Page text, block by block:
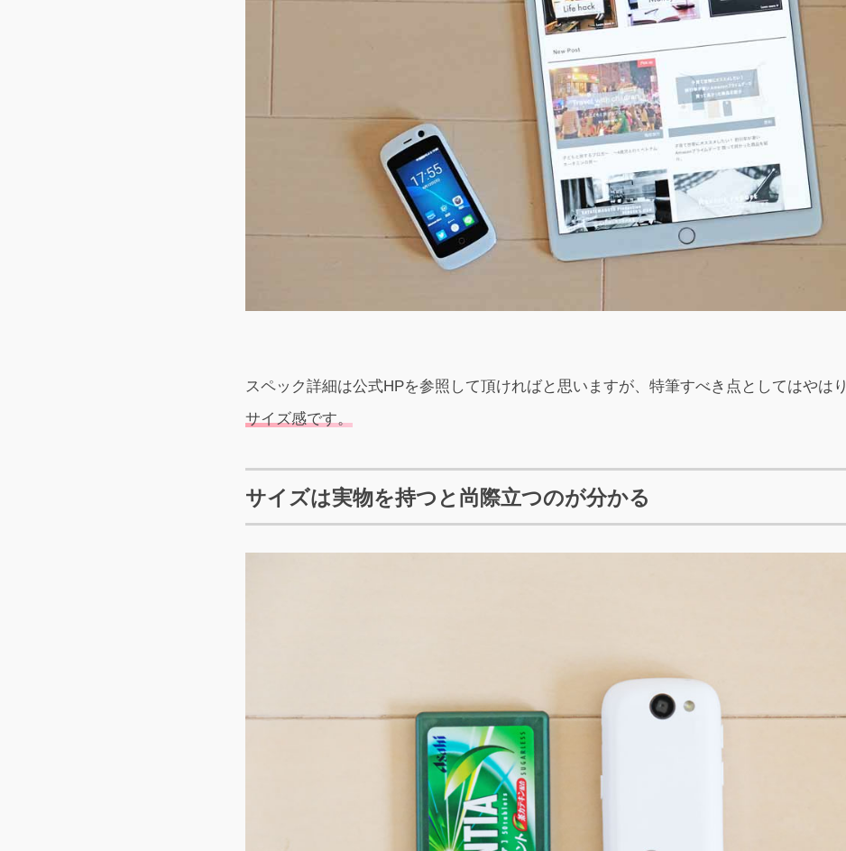
スペック詳細は公式HPを参照して頂ければと思いますが、特筆すべき点としてはやはり
サイズ感です。
サイズは実物を持つと尚際立つのが分かる